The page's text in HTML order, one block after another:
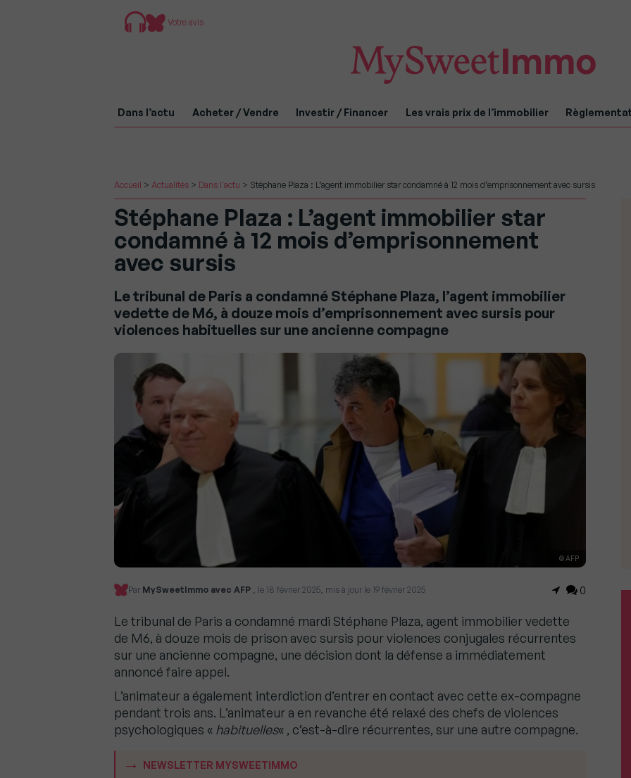
Votre avis
Dans l’actu Acheter / Vendre Investir / Financer Les vrais prix de l’immobilier
Accueil > Actualités > Dans l'actu > Stéphane Plaza : L’agent immobilier star condamné à 12 mois d’emprisonnement avec sursis
Stéphane Plaza : L’agent immobilier star
condamné à 12 mois d’emprisonnement
avec sursis
Le tribunal de Paris a condamné Stéphane Plaza, l’agent immobilier
vedette de M6, à douze mois d’emprisonnement avec sursis pour
violences habituelles sur une ancienne compagne
© AFP
Par MySweetImmo avec AFP , le 18 février 2025, mis à jour le 19 février 2025 0
Le tribunal de Paris a condamné mardi Stéphane Plaza, agent immobilier vedette
de M6, à douze mois de prison avec sursis pour violences conjugales récurrentes
sur une ancienne compagne, une décision dont la défense a immédiatement
annoncé faire appel.
L’animateur a également interdiction d’entrer en contact avec cette ex-compagne
pendant trois ans. L’animateur a en revanche été relaxé des chefs de violences
psychologiques « habituelles« , c’est-à-dire récurrentes, sur une autre compagne.
NEWSLETTER MYSWEETIMMO